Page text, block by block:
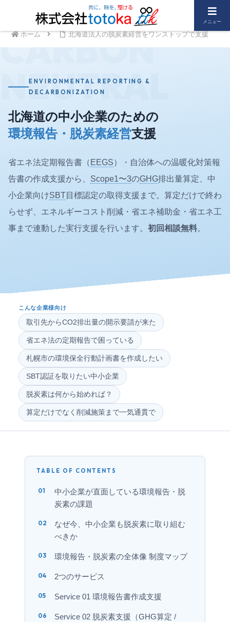
ホーム 北海道法人の脱炭素経営をワンストップで支援
CARBON
NEUTRAL
ENVIRONMENTAL REPORTING &
DECARBONIZATION
北海道の中小企業のための
環境報告・脱炭素経営支援
省エネ法定期報告書（ EEGS）・自治体への温暖化対策報
告書の作成支援から、 Scope1〜3のGHG排出量算定、中
小企業向けSBT目標認定の取得支援まで。算定だけで終わ
らせず、エネルギーコスト削減・省エネ補助金・省エネ工
事まで連動した実行支援を行います。 初回相談無料。
こんな企業様向け
取引先からCO2排出量の開示要請が来た
省エネ法の定期報告で困っている
札幌市の環境保全行動計画書を作成したい
SBT認証を取りたい中小企業
脱炭素は何から始めれば？
算定だけでなく削減施策まで一気通貫で
TABLE OF CONTENTS
中小企業が直面している環境報告・脱
炭素の課題
なぜ今、中小企業も脱炭素に取り組む
べきか
環境報告・脱炭素の全体像 制度マップ
2つのサービス
Service 01 環境報告書作成支援
Service 02 脱炭素支援（GHG算定 /
メニュー